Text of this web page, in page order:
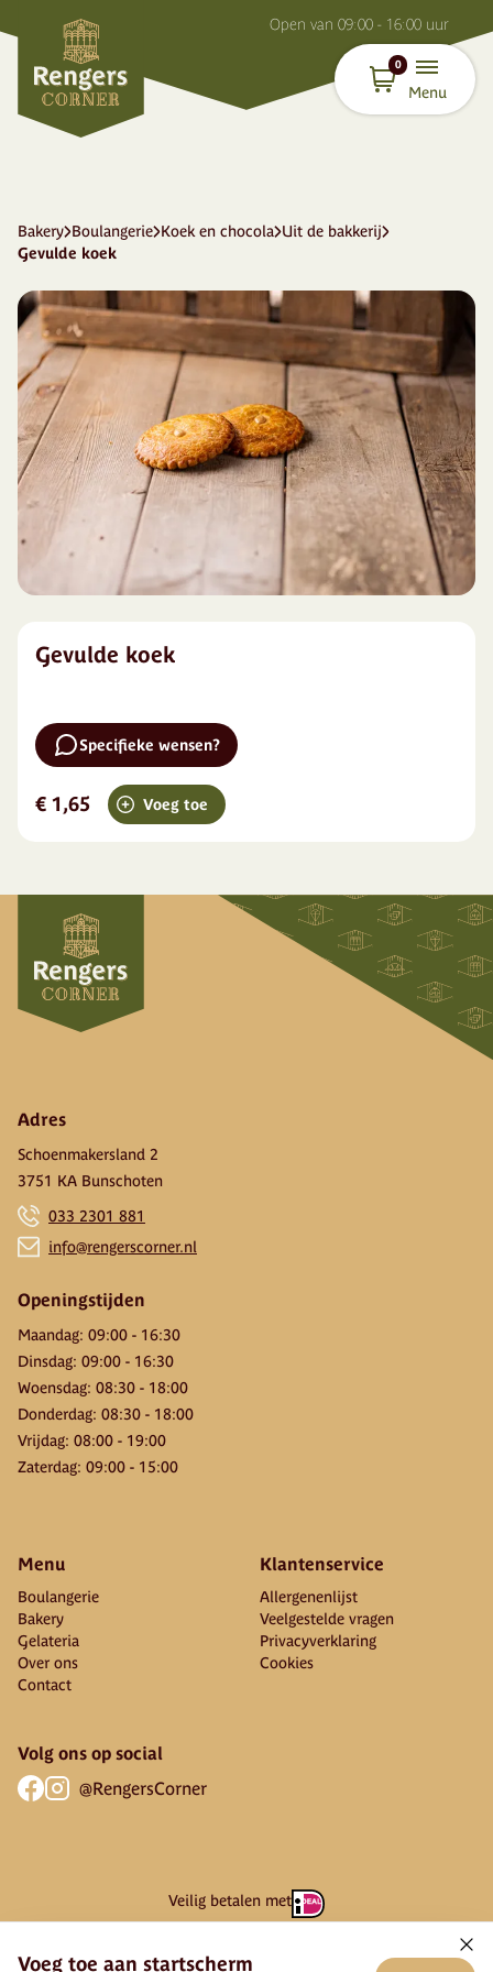
Open van 09:00 - 16:00 uur
0
Menu
Bakery Boulangerie Koek en chocola Uit de bakkerij
Gevulde koek
Gevulde koek
Specifieke wensen?
€ 1,65 Voeg toe
Adres
Schoenmakersland 2
3751 KA Bunschoten
033 2301 881
info@rengerscorner.nl
Openingstijden
Maandag: 09:00 - 16:30
Dinsdag: 09:00 - 16:30
Woensdag: 08:30 - 18:00
Donderdag: 08:30 - 18:00
Vrijdag: 08:00 - 19:00
Zaterdag: 09:00 - 15:00
Menu
Boulangerie
Bakery
Gelateria
Over ons
Contact
Klantenservice
Allergenenlijst
Veelgestelde vragen
Privacyverklaring
Cookies
Volg ons op social
@RengersCorner
Veilig betalen met
Voeg toe aan startscherm